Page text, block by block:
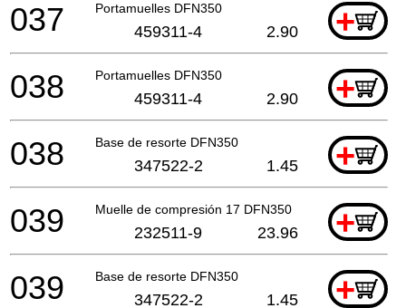
Portamuelles DFN350 +
037 459311-4 2.90
Portamuelles DFN350 +
038 459311-4 2.90
Base de resorte DFN350 +
038 347522-2 1.45
Muelle de compresión 17 DFN350 +
039 232511-9 23.96
Base de resorte DFN350 +
039 347522-2 1.45